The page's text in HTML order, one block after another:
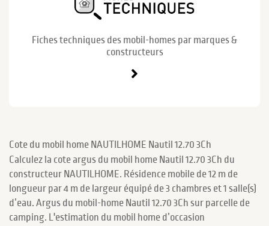
Fiches techniques des mobil-homes par marques &
constructeurs
Cote du mobil home NAUTILHOME Nautil 12.70 3Ch
Calculez la cote argus du mobil home Nautil 12.70 3Ch du
constructeur NAUTILHOME. Résidence mobile de 12 m de
longueur par 4 m de largeur équipé de 3 chambres et 1 salle(s)
d’eau. Argus du mobil-home Nautil 12.70 3Ch sur parcelle de
camping. L'estimation du mobil home d’occasion